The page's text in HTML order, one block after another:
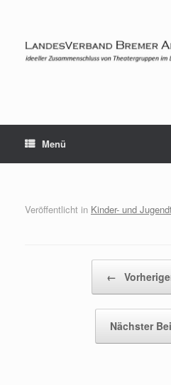
Menü
Veröffentlicht in Kinder- und
←
Nächster